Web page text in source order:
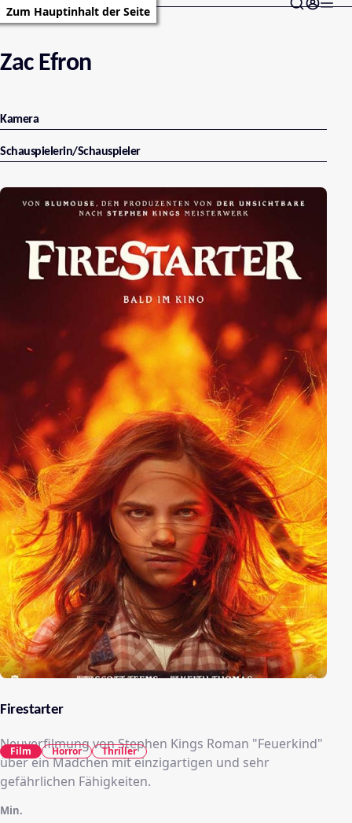
Zum Hauptinhalt der Seite
Zac Efron
Kamera
Schauspielerin/Schauspieler
Firestarter
Neuverfilmung von Stephen Kings Roman "Feuerkind"
über ein Mädchen mit einzigartigen und sehr
gefährlichen Fähigkeiten.
Min.
Film Horror Thriller